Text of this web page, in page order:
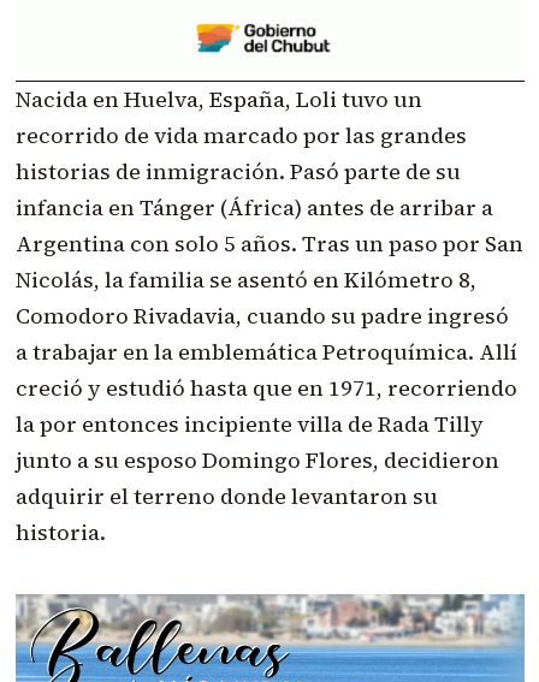
Nacida en Huelva, España, Loli tuvo un
recorrido de vida marcado por las grandes
historias de inmigración. Pasó parte de su
infancia en Tánger (África) antes de arribar a
Argentina con solo 5 años. Tras un paso por San
Nicolás, la familia se asentó en Kilómetro 8,
Comodoro Rivadavia, cuando su padre ingresó
a trabajar en la emblemática Petroquímica. Allí
creció y estudió hasta que en 1971, recorriendo
la por entonces incipiente villa de Rada Tilly
junto a su esposo Domingo Flores, decidieron
adquirir el terreno donde levantaron su
historia.